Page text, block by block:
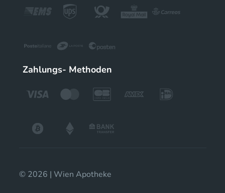
Zahlungs- Methoden
© 2026 | Wien Apotheke